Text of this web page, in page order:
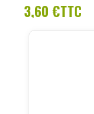
3,60 €TTC